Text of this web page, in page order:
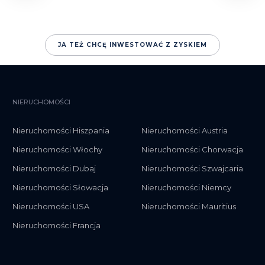
JA TEŻ CHCĘ INWESTOWAĆ Z ZYSKIEM
NIERUCHOMOŚCI
Nieruchomości Hiszpania
Nieruchomości Włochy
Nieruchomości Dubaj
Nieruchomości Słowacja
Nieruchomości USA
Nieruchomości Francja
Nieruchomości Austria
Nieruchomości Chorwacja
Nieruchomości Szwajcaria
Nieruchomości Niemcy
Nieruchomości Mauritius